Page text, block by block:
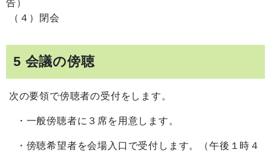
告）
（４）閉会
5 会議の傍聴
次の要領で傍聴者の受付をします。
・一般傍聴者に３席を用意します。
・傍聴希望者を会場入口で受付します。（午後１時４